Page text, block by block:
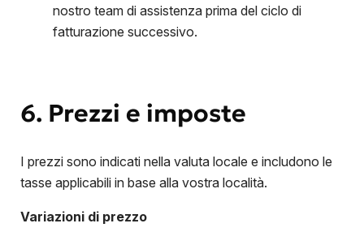
nostro team di assistenza prima del ciclo di
fatturazione successivo.
6. Prezzi e imposte
I prezzi sono indicati nella valuta locale e includono le
tasse applicabili in base alla vostra località.
Variazioni di prezzo